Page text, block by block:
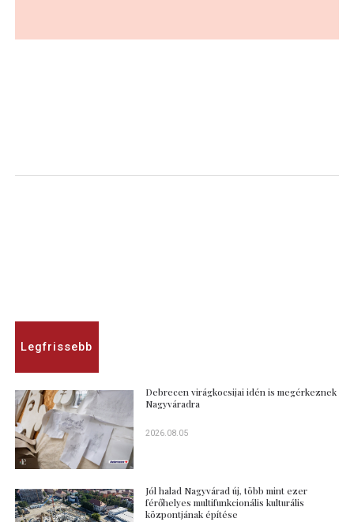
Legfrissebb
Debrecen virágkocsijai idén is megérkeznek
Nagyváradra
2026.08.05
Jól halad Nagyvárad új, több mint ezer
férőhelyes multifunkcionális kulturális
központjának építése